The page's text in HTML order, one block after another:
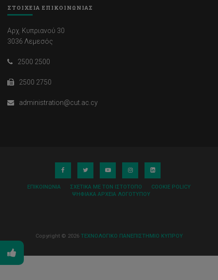
ΣΤΟΙΧΕΙΑ ΕΠΙΚΟΙΝΩΝΙΑΣ
Αρχ. Κυπριανού 30
3036 Λεμεσός
2500 2500
2500 2750
administration@cut.ac.cy
ΕΠΙΚΟΙΝΩΝΊΑ ΣΧΕΤΙΚΆ ΜΕ ΤΟΝ ΙΣΤΌΤΟΠΟ
COOKIE POLICY
ΨΗΦΙΑΚΆ ΑΡΧΕΊΑ ΛΟΓΌΤΥΠΟΥ
Copyright © 2026 ΤΕΧΝΟΛΟΓΙΚΟ ΠΑΝΕΠΙΣΤΗΜΙΟ ΚΥΠΡΟΥ